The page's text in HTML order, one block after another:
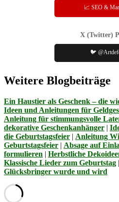
📈 SEO &
X (Twitter)
🐦
Weitere Blogbeiträge
Ein Haustier als Geschenk – die
Ideen und Anleitungen für
Anleitung für stimmungsvolle
dekorative Geschenkanhänger |
die Geburtstagsfeier | Anleitung
Geburtstagsfeier | Absage auf
formulieren | Herbstliche
Klassische Lieder zum Geburtstag |
Glücksbringer wurde und wird